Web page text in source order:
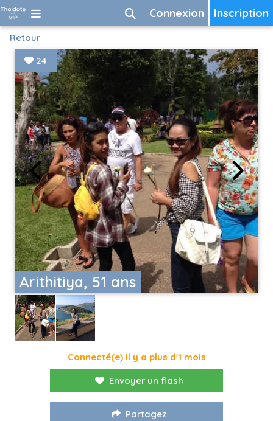
Inscription
Connexion
Retour
Arithitiya, 51 ans
24
Connecté(e) il y a plus d'1 mois
Envoyer un flash
Partagez